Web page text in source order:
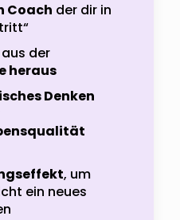
Coach der dir in
der
heraus
Denken
, um
ein neues